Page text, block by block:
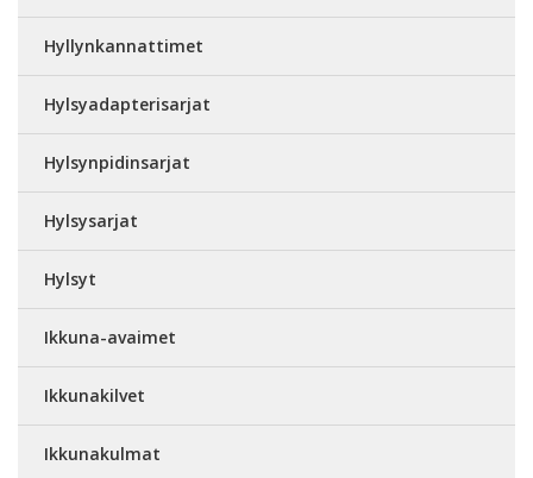
Hyllynkannattimet
Hylsyadapterisarjat
Hylsynpidinsarjat
Hylsysarjat
Hylsyt
Ikkuna-avaimet
Ikkunakilvet
Ikkunakulmat